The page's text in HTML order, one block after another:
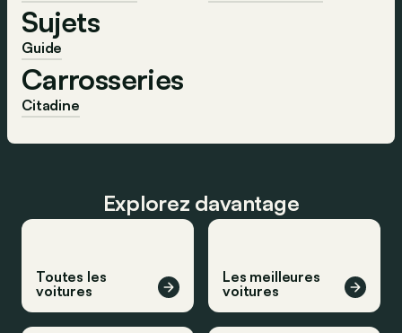
Sujets
Guide
Carrosseries
Citadine
Explorez davantage
Toutes les
voitures
Les meilleures
voitures